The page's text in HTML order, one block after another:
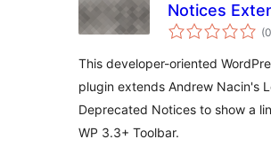
Notices
(0
This developer-oriented
plugin extends Andrew Nacin's
Deprecated Notices to show a
WP 3.3+ Toolbar.